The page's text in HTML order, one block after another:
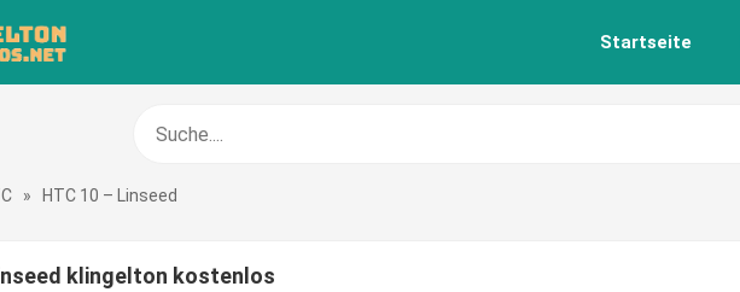
Startseite
» HTC 10 – Linseed
klingelton kostenlos